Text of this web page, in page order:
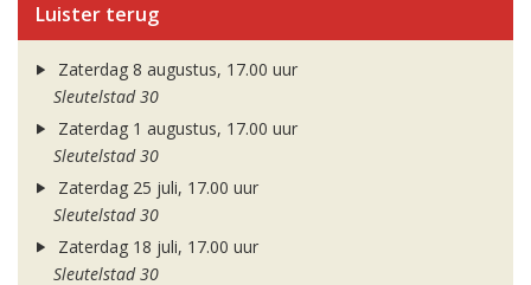
Luister terug
Zaterdag 8 augustus, 17.00 uur
Sleutelstad 30
Zaterdag 1 augustus, 17.00 uur
Sleutelstad 30
Zaterdag 25 juli, 17.00 uur
Sleutelstad 30
Zaterdag 18 juli, 17.00 uur
Sleutelstad 30